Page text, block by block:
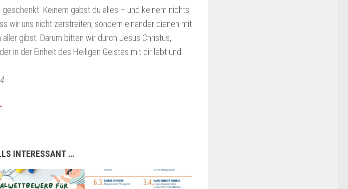
Keinem gabst du alles – und keinem nichts.
wir uns nicht zerstreiten, sondern einander dienen mit
gibst. Darum bitten wir durch Jesus Christus,
in der Einheit des Heiligen Geistes mit dir lebt und
INTERESSANT …